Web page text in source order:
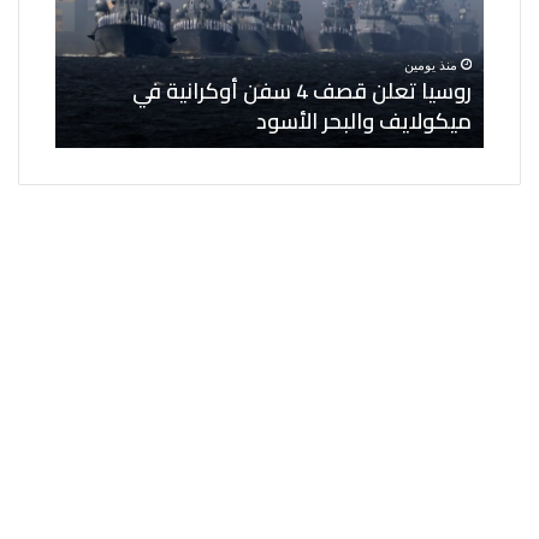
أوكرانية
ميكولايف
والبحر
الأسود
منذ يومين
روسيا تعلن قصف 4 سفن أوكرانية في
ميكولايف والبحر الأسود